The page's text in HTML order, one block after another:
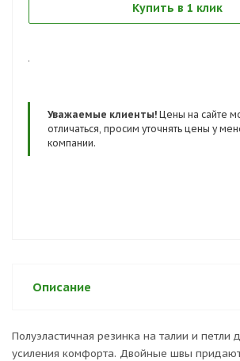
Купить в 1 клик
.
Уважаемые клиенты! Цены на сайте
отличаться, просим уточнять цены у
компании.
Описание
Полуэластичная резинка на талии и петли
усиления комфорта. Двойные швы